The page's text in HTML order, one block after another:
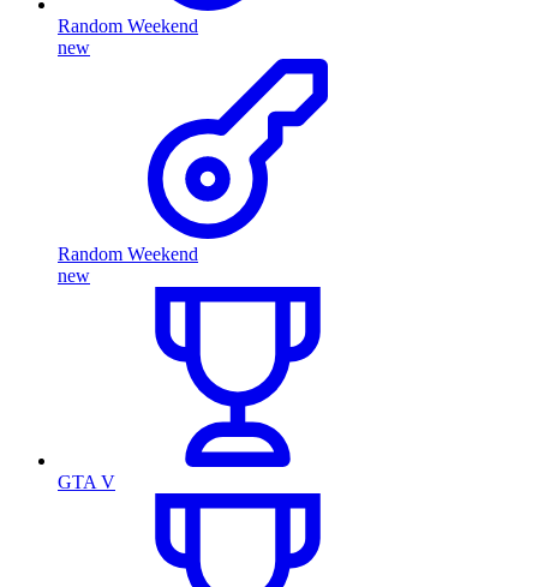
Random Weekend
new
Random Weekend
new
GTA V